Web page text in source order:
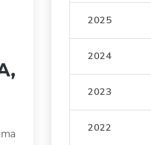
2025
2024
2023
2022